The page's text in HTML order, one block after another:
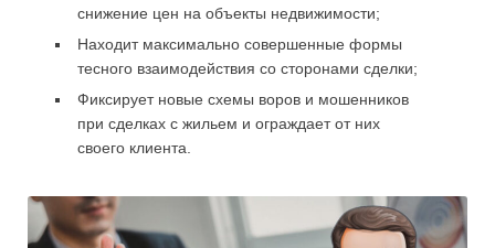
снижение цен на объекты недвижимости;
Находит максимально совершенные формы
тесного взаимодействия со сторонами сделки;
Фиксирует новые схемы воров и мошенников
при сделках с жильем и ограждает от них
своего клиента.